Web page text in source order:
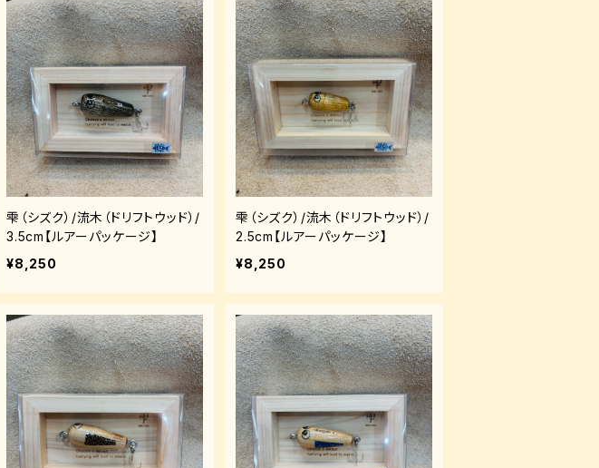
雫（シズク）/流木（ドリフトウッド）/
3.5cm【ルアーパッケージ】
¥8,250
雫（シズク）/流木（ドリフトウッド）/
2.5cm【ルアーパッケージ】
¥8,250